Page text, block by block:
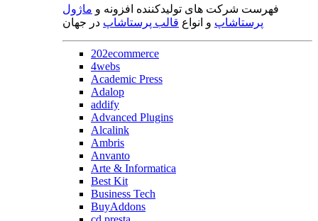
فهرست شرکت های تولیدکننده افزونه و ماژول
پرستاشاپ و انواع قالب پرستاشاپ در جهان
202ecommerce
4webs
Academic Press
Adalop
addify
Advanced Plugins
Alcalink
Ambris
Anvanto
Arte & Informatica
Best Kit
Business Tech
BuyAddons